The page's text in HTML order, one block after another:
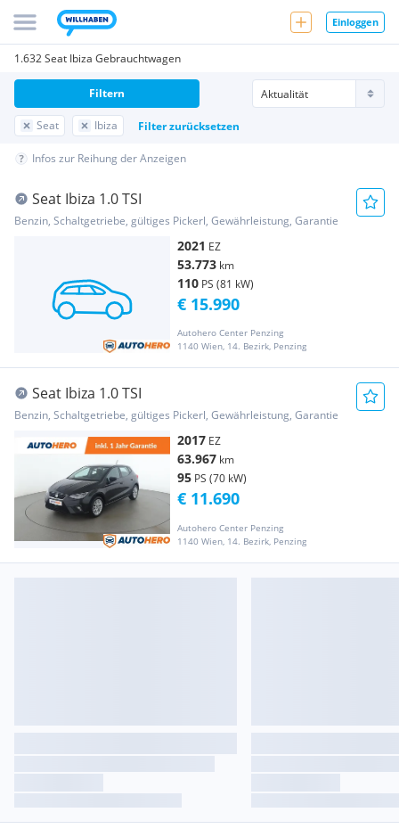
Einloggen
1.632 Seat Ibiza Gebrauchtwagen
Seat Ibiza Filter zurücksetzen
Filtern
Infos zur Reihung der Anzeigen
Seat Ibiza 1.0 TSI
Benzin, Schaltgetriebe, gültiges Pickerl, Gewährleistung, Garantie
2021 EZ
53.773 km
110 PS (81 kW)
Autohero Center Penzing
1140 Wien, 14. Bezirk, Penzing
€ 15.990
Seat Ibiza 1.0 TSI
Benzin, Schaltgetriebe, gültiges Pickerl, Gewährleistung, Garantie
2017 EZ
63.967 km
95 PS (70 kW)
Autohero Center Penzing
1140 Wien, 14. Bezirk, Penzing
€ 11.690